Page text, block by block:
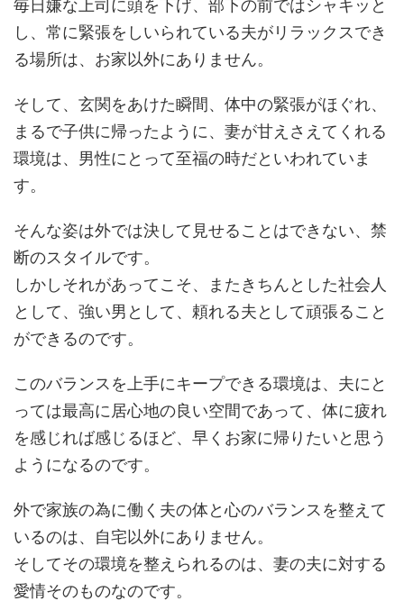
毎日嫌な上司に頭を下げ、部下の前ではシャキッと
し、常に緊張をしいられている夫がリラックスでき
る場所は、お家以外にありません。
そして、玄関をあけた瞬間、体中の緊張がほぐれ、
まるで子供に帰ったように、妻が甘えさえてくれる
環境は、男性にとって至福の時だといわれていま
す。
そんな姿は外では決して見せることはできない、禁
断のスタイルです。
しかしそれがあってこそ、またきちんとした社会人
として、強い男として、頼れる夫として頑張ること
ができるのです。
このバランスを上手にキープできる環境は、夫にと
っては最高に居心地の良い空間であって、体に疲れ
を感じれば感じるほど、早くお家に帰りたいと思う
ようになるのです。
外で家族の為に働く夫の体と心のバランスを整えて
いるのは、自宅以外にありません。
そしてその環境を整えられるのは、妻の夫に対する
愛情そのものなのです。